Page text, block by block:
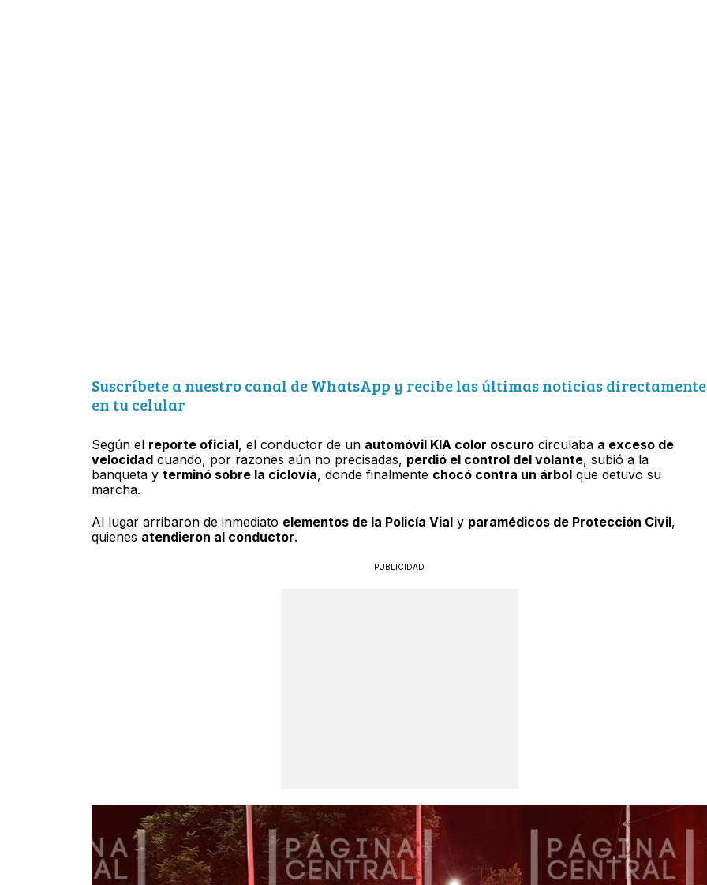
Suscríbete a nuestro canal de WhatsApp y recibe las últimas noticias directamente
en tu celular
Según el reporte oficial, el conductor de un automóvil KIA color oscurocirculaba a exceso de
velocidadcuando, por razones aún no precisadas, perdió el control del volante, subió a la
banqueta y terminó sobre la ciclovía, donde finalmente chocó contra un árbolque detuvo su
marcha.
Al lugar arribaron de inmediato elementos de la Policía Vialy paramédicos de Protección Civil,
quienes atendieron al conductor.
PUBLICIDAD